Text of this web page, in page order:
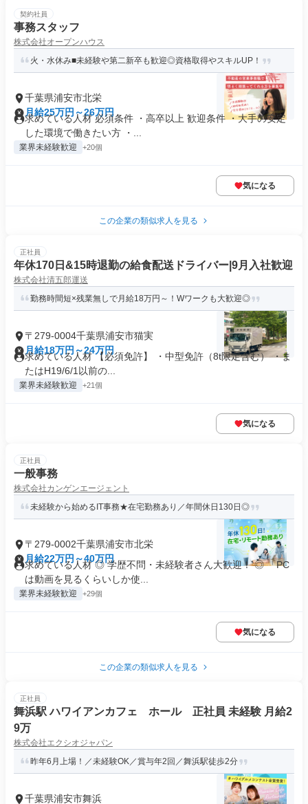
契約社員
事務スタッフ
株式会社オープンハウス
火・水休み■未経験や第二新卒も歓迎◎資格取得やスキルUP！
千葉県浦安市北栄
月給25万円～26万円
求めている人材 必須条件 ・高卒以上 歓迎条件 ・大手の安定
した環境で働きたい方 ・...
業界未経験歓迎 +20個
気になる
この企業の類似求人を見る
正社員
年休170日&15時退勤の給食配送ドライバー|9月入社歓迎
株式会社清五郎運送
勤務時間短×残業無しで月給18万円～！Wワークも大歓迎◎
〒279-0004千葉県浦安市猫実
月給18万円～24万円
求めている人材 【必須免許】 ・中型免許（8t限定含む） ・ま
たはH19/6/1以前の...
業界未経験歓迎 +21個
気になる
正社員
一般事務
株式会社カンゲンエージェント
未経験から始めるIT事務★在宅勤務あり／年間休日130日◎
〒279-0002千葉県浦安市北栄
月給22万円～40万円
求めている人材 ◎ 学歴不問・未経験者さん大歓迎！ ◎ 「PC
は動画を見るくらいしか使...
業界未経験歓迎 +29個
気になる
この企業の類似求人を見る
正社員
舞浜駅 ハワイアンカフェ ホール 正社員 未経験 月給2
9万
株式会社エクシオジャパン
昨年6月上場！／未経験OK／賞与年2回／舞浜駅徒歩2分
千葉県浦安市舞浜